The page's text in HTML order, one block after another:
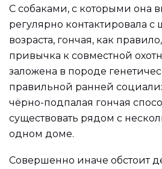
С собаками, с которыми она
регулярно контактировала с
возраста, гончая, как
привычка к совместной
заложена в породе
правильной ранней
чёрно-подпалая гончая
существовать рядом с
одном доме.
Совершенно иначе обстоит